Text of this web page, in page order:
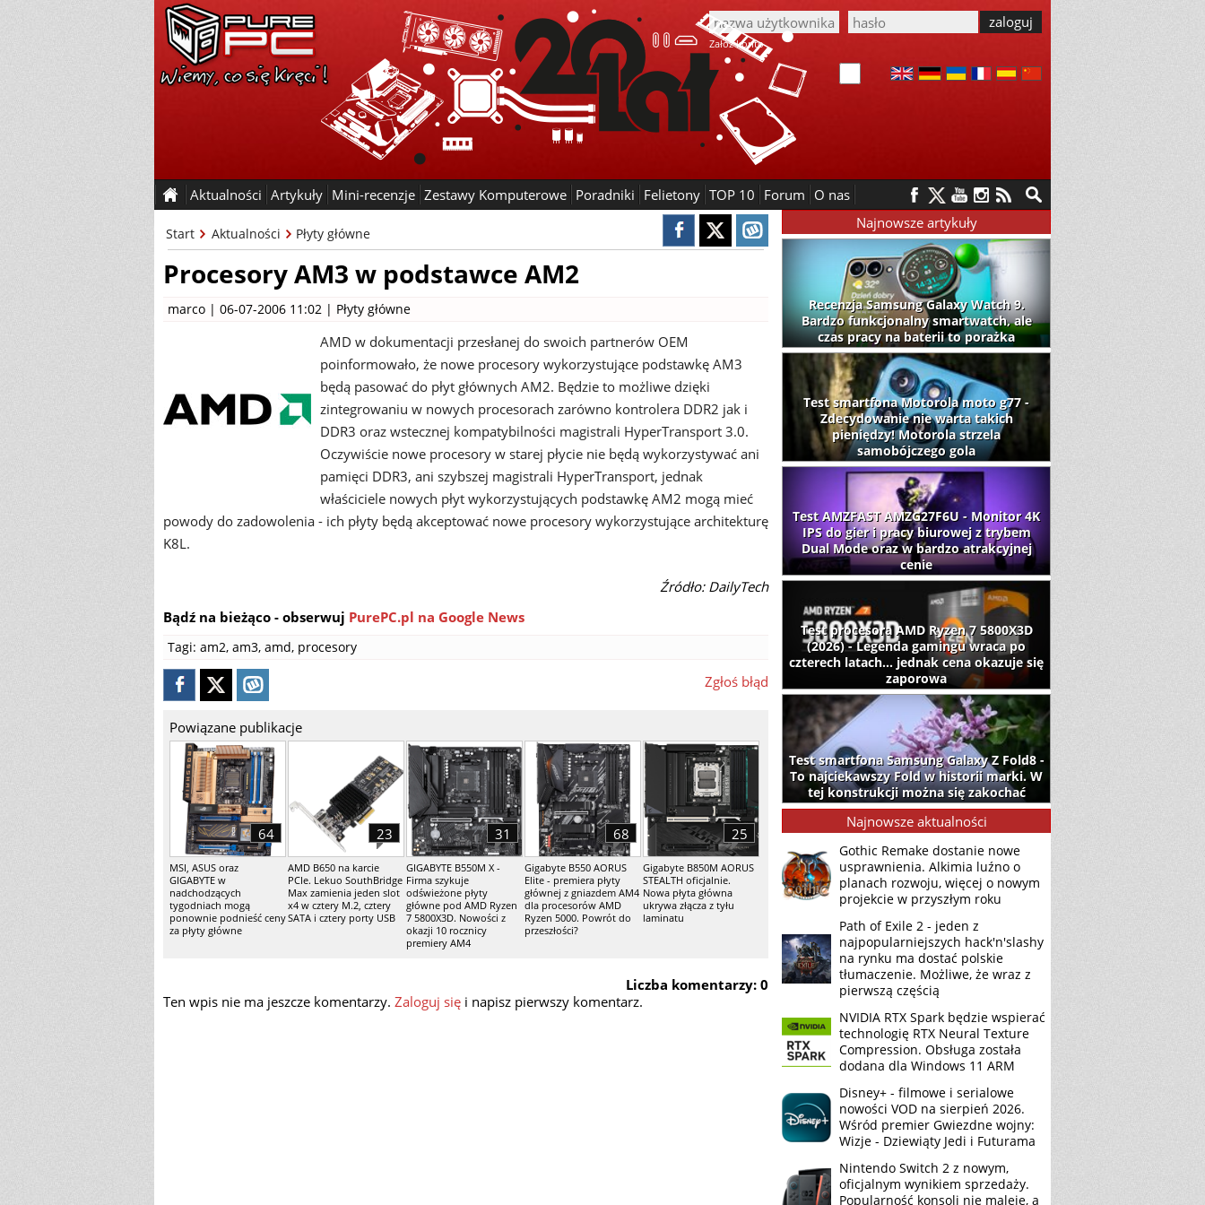
Załóż konto
Aktualności Artykuły Mini-recenzje Zestawy Komputerowe Poradniki Felietony TOP 10 Forum O nas
Start Aktualności Płyty główne
Procesory AM3 w podstawce AM2
marco | 06-07-2006 11:02 | Płyty główne
AMD w dokumentacji przesłanej do swoich partnerów OEM
poinformowało, że nowe procesory wykorzystujące podstawkę AM3
będą pasować do płyt głównych AM2. Będzie to możliwe dzięki
zintegrowaniu w nowych procesorach zarówno kontrolera DDR2 jak i
DDR3 oraz wstecznej kompatybilności magistrali HyperTransport 3.0.
Oczywiście nowe procesory w starej płycie nie będą wykorzystywać ani
pamięci DDR3, ani szybszej magistrali HyperTransport, jednak
właściciele nowych płyt wykorzystujących podstawkę AM2 mogą mieć
powody do zadowolenia - ich płyty będą akceptować nowe procesory wykorzystujące architekturę
K8L.
Źródło: DailyTech
Bądź na bieżąco - obserwuj PurePC.pl na Google News
Tagi: am2, am3, amd, procesory
Zgłoś błąd
Powiązane publikacje
MSI, ASUS oraz
GIGABYTE w
nadchodzących
tygodniach mogą
ponownie podnieść ceny
za płyty główne
64
AMD B650 na karcie
PCIe. Lekuo SouthBridge
Max zamienia jeden slot
x4 w cztery M.2, cztery
SATA i cztery porty USB
23
GIGABYTE B550M X -
Firma szykuje
odświeżone płyty
główne pod AMD Ryzen
7 5800X3D. Nowości z
okazji 10 rocznicy
premiery AM4
31
Gigabyte B550 AORUS
Elite - premiera płyty
głównej z gniazdem AM4
dla procesorów AMD
Ryzen 5000. Powrót do
przeszłości?
68
Gigabyte B850M AORUS
STEALTH oficjalnie.
Nowa płyta główna
ukrywa złącza z tyłu
laminatu
25
Liczba komentarzy: 0
Ten wpis nie ma jeszcze komentarzy. Zaloguj się i napisz pierwszy komentarz.
Najnowsze artykuły
Recenzja Samsung Galaxy Watch 9.
Bardzo funkcjonalny smartwatch, ale
czas pracy na baterii to porażka
Test smartfona Motorola moto g77 -
Zdecydowanie nie warta takich
pieniędzy! Motorola strzela
samobójczego gola
Test AMZFAST AMZG27F6U - Monitor 4K
IPS do gier i pracy biurowej z trybem
Dual Mode oraz w bardzo atrakcyjnej
cenie
Test procesora AMD Ryzen 7 5800X3D
(2026) - Legenda gamingu wraca po
czterech latach... jednak cena okazuje się
zaporowa
Test smartfona Samsung Galaxy Z Fold8 -
To najciekawszy Fold w historii marki. W
tej konstrukcji można się zakochać
Najnowsze aktualności
Gothic Remake dostanie nowe
usprawnienia. Alkimia luźno o
planach rozwoju, więcej o nowym
projekcie w przyszłym roku
Path of Exile 2 - jeden z
najpopularniejszych hack'n'slashy
na rynku ma dostać polskie
tłumaczenie. Możliwe, że wraz z
pierwszą częścią
NVIDIA RTX Spark będzie wspierać
technologię RTX Neural Texture
Compression. Obsługa została
dodana dla Windows 11 ARM
Disney+ - filmowe i serialowe
nowości VOD na sierpień 2026.
Wśród premier Gwiezdne wojny:
Wizje - Dziewiąty Jedi i Futurama
Nintendo Switch 2 z nowym,
oficjalnym wynikiem sprzedaży.
Popularność konsoli nie maleje, a